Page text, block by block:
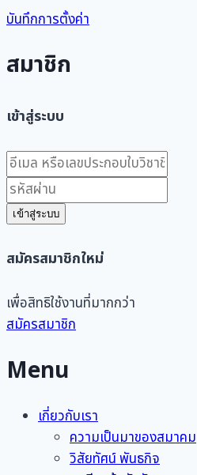
บันทึกการตั้งค่า
สมาชิก
เข้าสู่ระบบ
เข้าสู่ระบบ
สมัครสมาชิกใหม่
เพื่อสิทธิใช้งานที่มากกว่า
สมัครสมาชิก
Menu
เกี่ยวกับเรา
ความเป็นมาของสมาคม
วิสัยทัศน์ พันธกิจ